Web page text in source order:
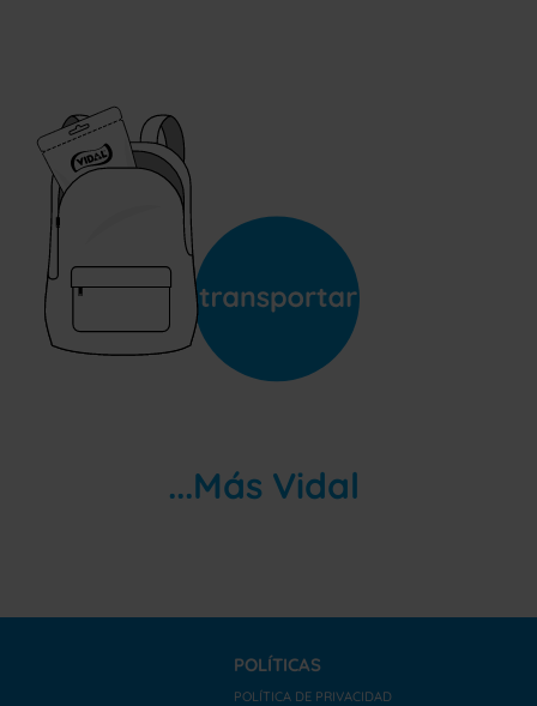
...Más Vidal
POLÍTICAS
POLÍTICA DE PRIVACIDAD